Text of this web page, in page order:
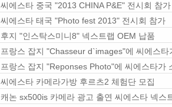
씨에스타 중국 "2013 CHINA P&E" 전시회 참가
씨에스타 태국 "Photo fest 2013" 전시회 참가
후지 "인스탁스미니8" 넥스트랩 OEM 납품
프랑스 잡지 "Chasseur d`images"에 씨에스
프랑스 잡지 "Reponses Photo"에 씨에스타가
씨에스타 카메라가방 후르츠2 체험단 모집
캐논 sx500is 카메라 광고 출연 씨에스타 넥스